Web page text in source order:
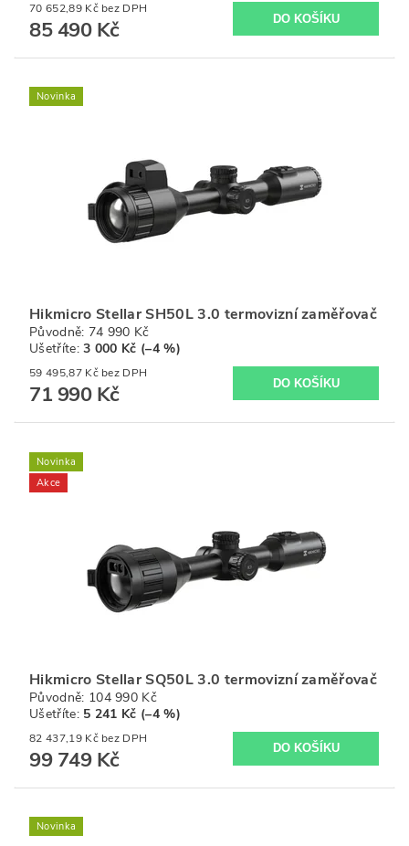
70 652,89 Kč bez DPH
85 490 Kč
Novinka
Hikmicro Stellar SH50L 3.0 termovizní zaměřovač
Původně: 74 990 Kč
Ušetříte:3 000 Kč (–4 %)
59 495,87 Kč bez DPH
71 990 Kč
Novinka
Akce
Hikmicro Stellar SQ50L 3.0 termovizní zaměřovač
Původně: 104 990 Kč
Ušetříte: 5 241 Kč (–4 %)
82 437,19 Kč bez DPH
99 749 Kč
Novinka